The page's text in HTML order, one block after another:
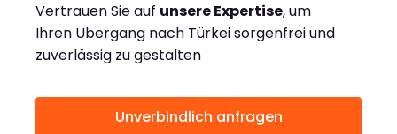
Vertrauen Sie auf unsere Expertise, um
Ihren Übergang nach Türkei sorgenfrei und
zuverlässig zu gestalten
Unverbindlich anfragen